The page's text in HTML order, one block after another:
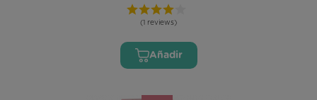
(1 reviews)
Añadir